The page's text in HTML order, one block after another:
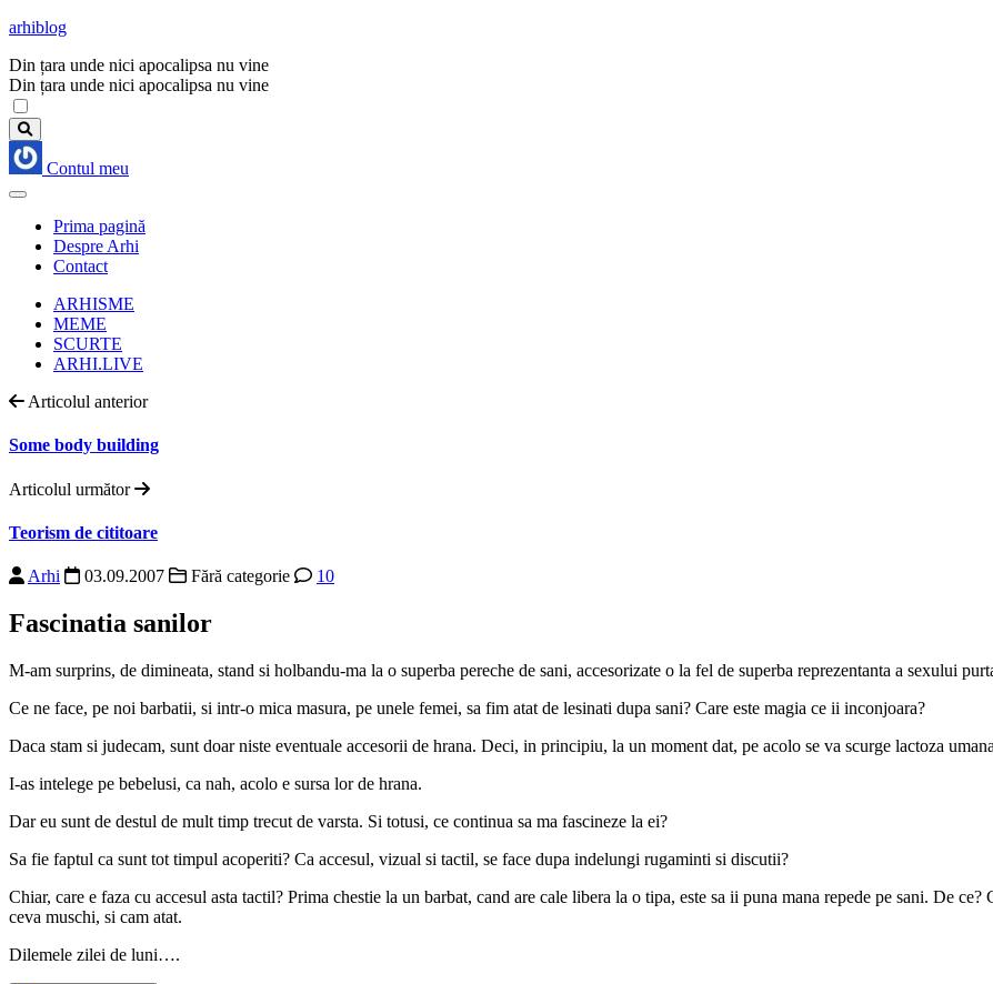
arhiblog
Din țara unde nici apocalipsa nu vine
Din țara unde nici apocalipsa nu vine
Contul meu
Prima pagină
Despre Arhi
Contact
ARHISME
MEME
SCURTE
ARHI.LIVE
Articolul anterior
Some body building
Articolul următor
Teorism de cititoare
Arhi 03.09.2007 Fără categorie 10
Fascinatia sanilor
M-am surprins, de dimineata, stand si holbandu-ma la o superba pereche de sani, accesorizate o la fel de superba reprezentanta a sexului
Ce ne face, pe noi barbatii, si intr-o mica masura, pe unele femei, sa fim atat de lesinati dupa sani? Care este magia ce ii inconjoara?
Daca stam si judecam, sunt doar niste eventuale accesorii de hrana. Deci, in principiu, la un moment dat, pe acolo se va scurge lactoza
I-as intelege pe bebelusi, ca nah, acolo e sursa lor de hrana.
Dar eu sunt de destul de mult timp trecut de varsta. Si totusi, ce continua sa ma fascineze la ei?
Sa fie faptul ca sunt tot timpul acoperiti? Ca accesul, vizual si tactil, se face dupa indelungi rugaminti si discutii?
Chiar, care e faza cu accesul asta tactil? Prima chestie la un barbat, cand are cale libera la o tipa, este sa ii puna mana repede pe sani. De
ceva muschi, si cam atat.
Dilemele zilei de luni….